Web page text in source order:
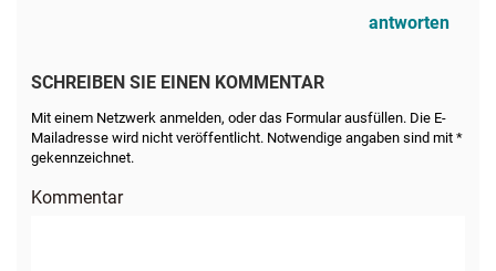
antworten
SCHREIBEN SIE EINEN KOMMENTAR
Mit einem Netzwerk anmelden, oder das Formular ausfüllen. Die E-
Mailadresse wird nicht veröffentlicht. Notwendige angaben sind mit *
gekennzeichnet.
Kommentar